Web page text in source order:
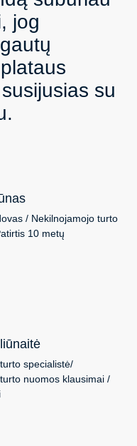
jog
su
/ Nekilnojamojo turto
10 metų
specialistė/
nuomos klausimai /